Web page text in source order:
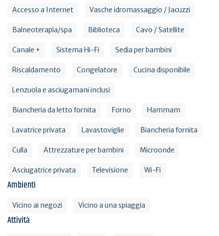
Accesso a Internet Vasche idromassaggio / Jacuzzi
Balneoterapia/spa Biblioteca Cavo / Satellite
Canale + Sistema Hi-Fi Sedia per bambini
Riscaldamento Congelatore Cucina disponibile
Lenzuola e asciugamani inclusi
Biancheria da letto fornita Forno Hammam
Lavatrice privata Lavastoviglie Biancheria fornita
Culla Attrezzature per bambini Microonde
Asciugatrice privata Televisione Wi-Fi
Ambienti
Vicino ai negozi Vicino a una spiaggia
Attività